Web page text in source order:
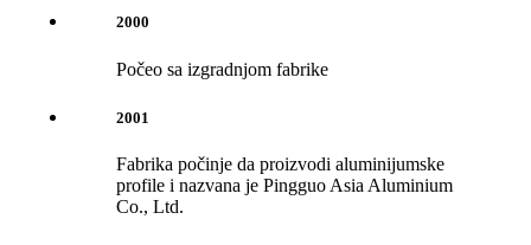
2000
Počeo sa izgradnjom fabrike
2001
Fabrika počinje da proizvodi aluminijumske
profile i nazvana je Pingguo Asia Aluminium
Co., Ltd.